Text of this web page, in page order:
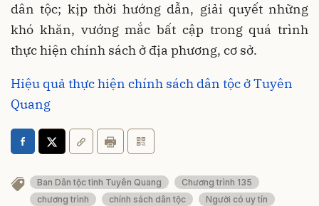
dân tộc; kịp thời hướng dẫn, giải quyết những
khó khăn, vướng mắc bất cập trong quá trình
thực hiện chính sách ở địa phương, cơ sở.
Hiệu quả thực hiện chính sách dân tộc ở Tuyên
Quang
Ban Dân tộc tỉnh Tuyên Quang
Chương trình 135
chương trình
chính sách dân tộc Người có uy tín